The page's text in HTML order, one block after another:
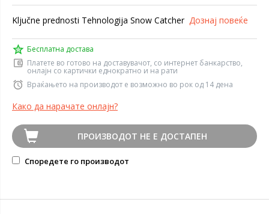
Ključne prednosti Tehnologija Snow Catcher Дознај повеќе
Бесплатна достава
Платете во готово на доставувачот, со интернет банкарство,
онлајн со картички еднократно и на рати
Враќањето на производот е возможно во рок од 14 дена
Како да нарачате онлајн?
ПРОИЗВОДОТ НЕ Е ДОСТАПЕН
Споредете го производот